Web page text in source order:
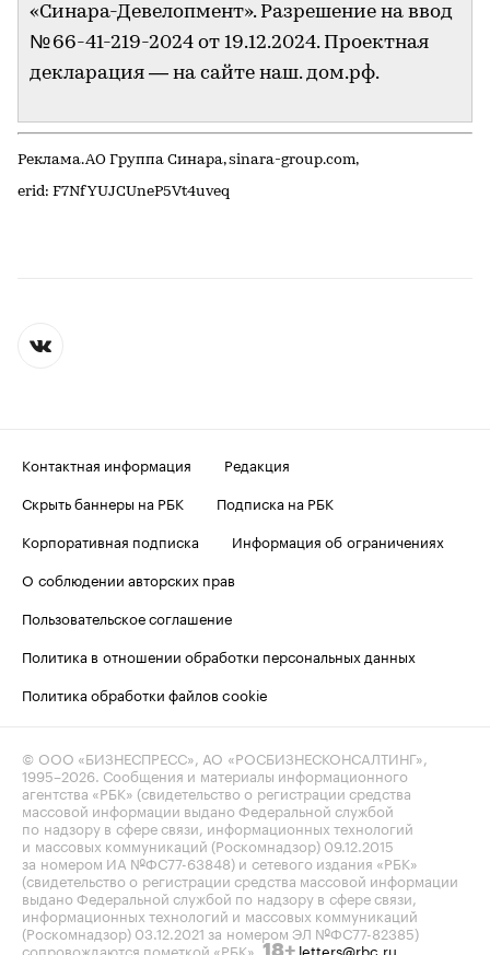
«Синара-Девелопмент». Разрешение на ввод
№ 66-41-219-2024 от 19.12.2024. Проектная
декларация — на сайте наш. дом.рф.
Реклама. АО Группа Синара, sinara-group.com,
erid: F7NfYUJCUneP5Vt4uveq
Контактная информация
Редакция
Скрыть баннеры на РБК
Подписка на РБК
Корпоративная подписка
Информация об ограничениях
О соблюдении авторских прав
Пользовательское соглашение
Политика в отношении обработки персональных данных
Политика обработки файлов cookie
© ООО «БИЗНЕСПРЕСС», АО «РОСБИЗНЕСКОНСАЛТИНГ»,
1995–2026 . Сообщения и материалы информационного
агентства «РБК» (свидетельство о регистрации средства
массовой информации выдано Федеральной службой
по надзору в сфере связи, информационных технологий
и массовых коммуникаций (Роскомнадзор) 09.12.2015
за номером ИА №ФС77-63848) и сетевого издания «РБК»
(свидетельство о регистрации средства массовой информации
выдано Федеральной службой по надзору в сфере связи,
информационных технологий и массовых коммуникаций
(Роскомнадзор) 03.12.2021 за номером ЭЛ №ФС77-82385)
сопровождаются пометкой «РБК». 18+ letters@rbc.ru